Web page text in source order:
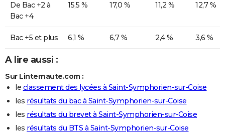
De Bac +2 à
Bac +4
15,5 % 17,0 % 11,2 % 12,7 %
Bac +5 et plus 6,1 % 6,7 % 2,4 % 3,6 %
A lire aussi :
Sur Linternaute.com :
le classement des lycées à Saint-Symphorien-sur-Coise
les résultats du bac à Saint-Symphorien-sur-Coise
les résultats du brevet à Saint-Symphorien-sur-Coise
les résultats du BTS à Saint-Symphorien-sur-Coise